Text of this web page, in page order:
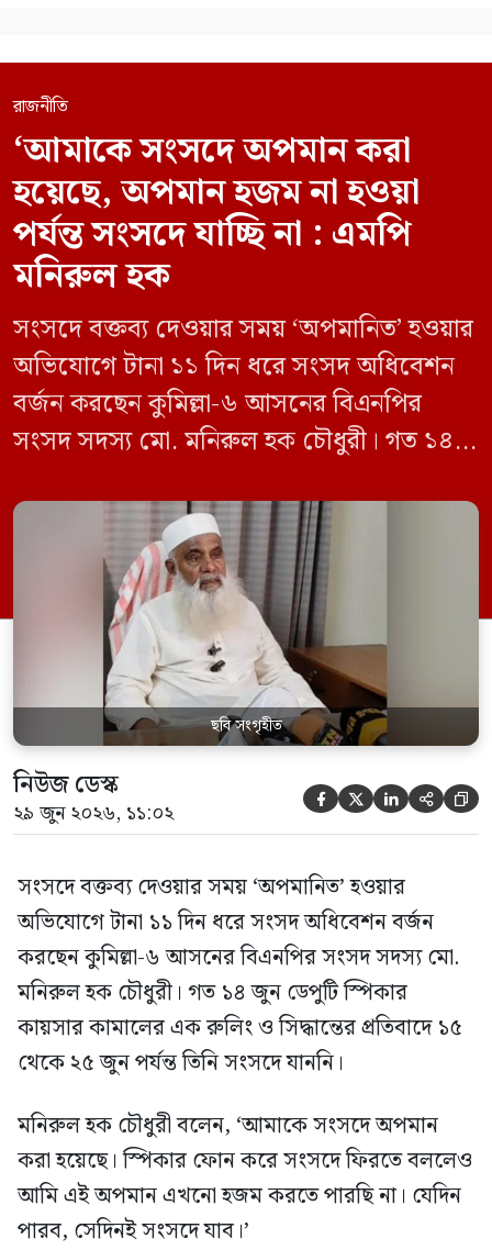
রাজনীতি
‘আমাকে সংসদে অপমান করা
হয়েছে, অপমান হজম না হওয়া
পর্যন্ত সংসদে যাচ্ছি না : এমপি
মনিরুল হক
সংসদে বক্তব্য দেওয়ার সময় ‘অপমানিত’ হওয়ার
অভিযোগে টানা ১১ দিন ধরে সংসদ অধিবেশন
বর্জন করছেন কুমিল্লা-৬ আসনের বিএনপির
সংসদ সদস্য মো. মনিরুল হক চৌধুরী। গত ১৪
রুলিং ও সিদ্ধান্তের প্রতিবাদে ১৫ থেকে ২৫ জুন
পর্যন্ত তিনি সংসদে যাননি। মনিরুল হক চৌধুরী
বলেন, ‘আমাকে সংসদে অপমান করা হয়েছে।
স্পিকার ফোন […]
ছবি সংগৃহীত
নিউজ ডেস্ক
২৯ জুন ২০২৬, ১১:০২     
সংসদে বক্তব্য দেওয়ার সময় ‘অপমানিত’ হওয়ার
অভিযোগে টানা ১১ দিন ধরে সংসদ অধিবেশন বর্জন
করছেন কুমিল্লা-৬ আসনের বিএনপির সংসদ সদস্য মো.
মনিরুল হক চৌধুরী। গত ১৪ জুন ডেপুটি স্পিকার
কায়সার কামালের এক রুলিং ও সিদ্ধান্তের প্রতিবাদে ১৫
থেকে ২৫ জুন পর্যন্ত তিনি সংসদে যাননি।
মনিরুল হক চৌধুরী বলেন, ‘আমাকে সংসদে অপমান
করা হয়েছে। স্পিকার ফোন করে সংসদে ফিরতে বললেও
আমি এই অপমান এখনো হজম করতে পারছি না। যেদিন
পারব, সেদিনই সংসদে যাব।’